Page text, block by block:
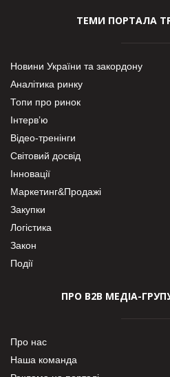
ТЕМИ ПОРТАЛА
Новини України та закордону
Аналітика ринку
Топи про ринок
Інтерв’ю
Відео-тренінги
Світовий досвід
Інновації
Маркетинг&Продажі
Закупки
Логістика
Закон
Події
ПРО В2В МЕДІА-ГРУПУ
Про нас
Наша команда